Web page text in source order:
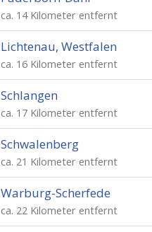
ca. 14 Kilometer entfernt
Lichtenau, Westfalen
ca. 16 Kilometer entfernt
Schlangen
ca. 17 Kilometer entfernt
Schwalenberg
ca. 21 Kilometer entfernt
Warburg-Scherfede
ca. 22 Kilometer entfernt